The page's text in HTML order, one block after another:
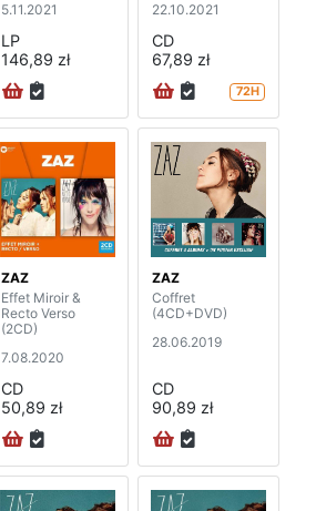
5.11.2021
LP
146,89 zł
22.10.2021
CD
67,89 zł
72H
ZAZ
Effet Miroir &
Recto Verso
(2CD)
7.08.2020
CD
50,89 zł
ZAZ
Coffret
(4CD+DVD)
28.06.2019
CD
90,89 zł